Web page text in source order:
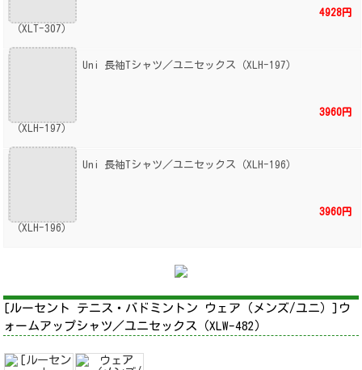
4928円
Uni 長袖Tシャツ／ユニセックス（XLH-197）
3960円
Uni 長袖Tシャツ／ユニセックス（XLH-196）
3960円
[ルーセント テニス・バドミントン ウェア（メンズ/ユニ）]ウ
ォームアップシャツ／ユニセックス（XLW-482）